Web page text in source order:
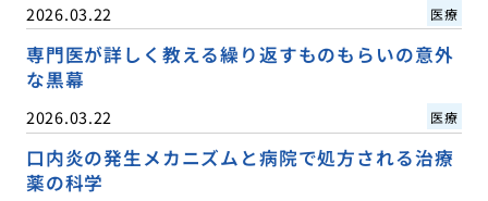
2026.03.22 医療
専門医が詳しく教える繰り返すものもらいの意外
な黒幕
2026.03.22 医療
口内炎の発生メカニズムと病院で処方される治療
薬の科学